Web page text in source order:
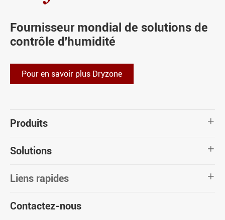
Fournisseur mondial de solutions de
contrôle d'humidité
Pour en savoir plus Dryzone
Produits 
Solutions 
Liens rapides 
Contactez-nous